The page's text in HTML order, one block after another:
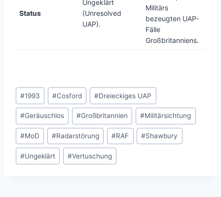
Status
Ungeklärt
(Unresolved
UAP).
Militärs
bezeugten UAP-
Fälle
Großbritanniens.
Schlagworte:
#1993 #Cosford #Dreieckiges UAP
#Geräuschlos #Großbritannien #Militärsichtung
#MoD #Radarstörung #RAF #Shawbury
#Ungeklärt #Vertuschung